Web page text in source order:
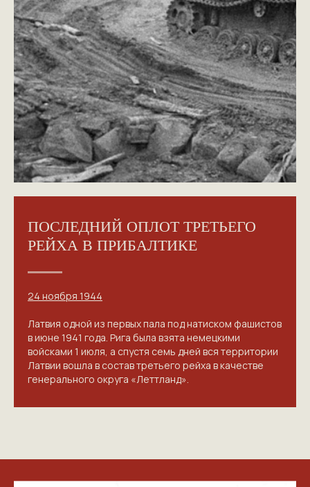
ПОСЛЕДНИЙ ОПЛОТ ТРЕТЬЕГО
РЕЙХА В ПРИБАЛТИКЕ
24 ноября 1944
Латвия одной из первых пала под натиском фашистов
в июне 1941 года. Рига была взята немецкими
войсками 1 июля, а спустя семь дней вся территории
Латвии вошла в состав третьего рейха в качестве
генерального округа «Леттланд».